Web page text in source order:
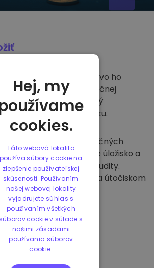
Kriptomat
, bezproblémovo ho
vyhradenej a bezpečnej
našej platformy. Každý
individuálnu peňaženku.
zákazníkov a ich finančných
bezpečné offline úložisko a
bezpečnostné audity.
je naša platforma útočiskom
kryptomien.
Hej, my
cookies.
Táto webová lokalita
používa súbory cookie na
zlepšenie používateľskej
skúsenosti. Používaním
našej webovej lokality
vyjadrujete súhlas s
používaním všetkých
cookie v súlade s
našimi zásadami
používania súborov
cookie.